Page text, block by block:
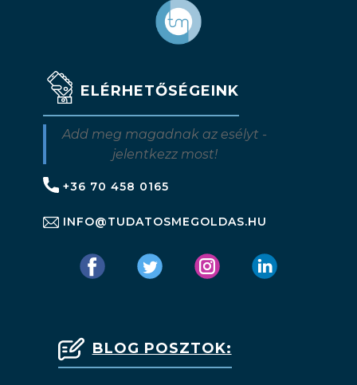
ELÉRHETŐSÉGEINK
Add meg magadnak az esélyt -
jelentkezz most!
+36 70 458 0165
INFO@TUDATOSMEGOLDAS.HU
BLOG POSZTOK: